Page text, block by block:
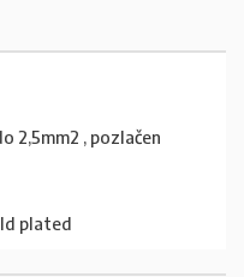
2,5mm2 , pozlačen
plated